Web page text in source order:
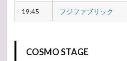
19:45 フジファブリック
COSMO STAGE